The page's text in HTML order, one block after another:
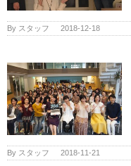
By スタッフ 2018-12-18
By スタッフ 2018-11-21